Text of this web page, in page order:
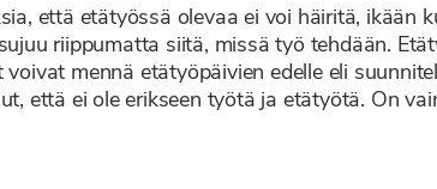
että etätyössä olevaa ei voi häiritä, ikään
riippumatta siitä, missä työ tehdään.
mennä etätyöpäivien edelle eli
että ei ole erikseen työtä ja etätyötä. On